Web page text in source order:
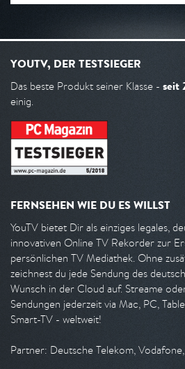
YOUTV, DER TESTSIEGER
Das beste Produkt seiner Klasse - seit
einig.
FERNSEHEN WIE DU ES WILLST
YouTV bietet Dir als einziges legales,
innovativen Online TV Rekorder zur
persönlichen TV Mediathek. Ohne
zeichnest du jede Sendung des
Wunsch in der Cloud auf. Streame
Sendungen jederzeit via Mac, PC,
Smart-TV - weltweit!
Partner: Deutsche Telekom,